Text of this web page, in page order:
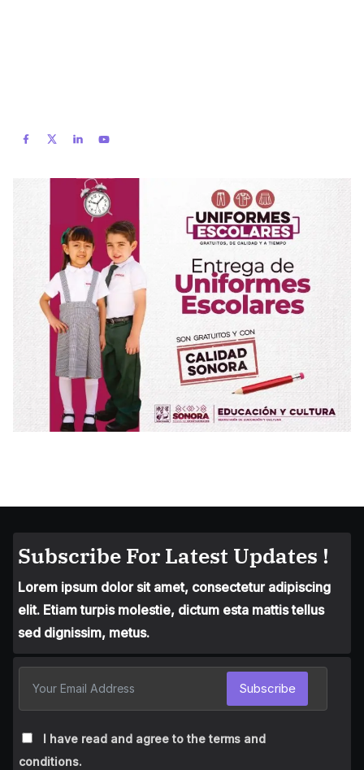
Subscribe For Latest Updates !
Lorem ipsum dolor sit amet, consectetur adipiscing
elit. Etiam turpis molestie, dictum esta mattis tellus
sed dignissim, metus.
I have read and agree to the terms and
conditions.
Subscribe